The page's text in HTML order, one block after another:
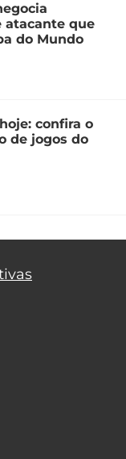
atacante que
do Mundo
confira o
de jogos do